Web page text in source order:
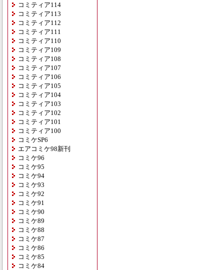
コミティア114
コミティア113
コミティア112
コミティア111
コミティア110
コミティア109
コミティア108
コミティア107
コミティア106
コミティア105
コミティア104
コミティア103
コミティア102
コミティア101
コミティア100
コミケSP6
エアコミケ98新刊
コミケ96
コミケ95
コミケ94
コミケ93
コミケ92
コミケ91
コミケ90
コミケ89
コミケ88
コミケ87
コミケ86
コミケ85
コミケ84